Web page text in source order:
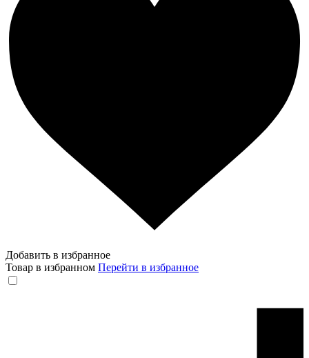
Добавить в избранное
Товар в избранном Перейти в избранное